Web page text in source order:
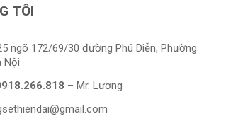
TÔI
ngõ 172/69/30 đường Phú Diễn, Phường
Nội
– Mr. Lương